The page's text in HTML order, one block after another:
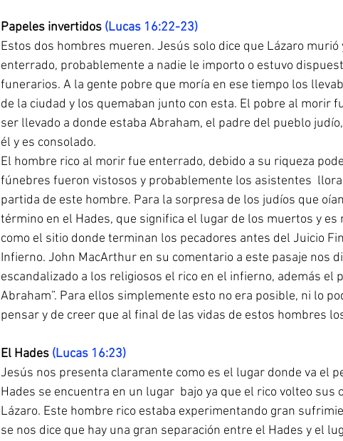
Papeles invertidos (Lucas 16:22-23)
Estos dos hombres mueren. Jesús solo dice que Lázaro murió
enterrado, probablemente a nadie le importo o estuvo
funerarios. A la gente pobre que moría en ese tiempo los
de la ciudad y los quemaban junto con esta. El pobre al morir
ser llevado a donde estaba Abraham, el padre del pueblo
él y es consolado.
El hombre rico al morir fue enterrado, debido a su riqueza
fúnebres fueron vistosos y probablemente los asistentes
partida de este hombre. Para la sorpresa de los judíos que
término en el Hades, que significa el lugar de los muertos y es
como el sitio donde terminan los pecadores antes del Juicio
Infierno. John MacArthur en su comentario a este pasaje nos
escandalizado a los religiosos el rico en el infierno, además el
Abraham”. Para ellos simplemente esto no era posible, ni lo
pensar y de creer que al final de las vidas de estos hombres
El Hades (Lucas 16:23)
Jesús nos presenta claramente como es el lugar donde va el
Hades se encuentra en un lugar  bajo ya que el rico volteo sus
Lázaro. Este hombre rico estaba experimentando gran
se nos dice que hay una gran separación entre el Hades y el